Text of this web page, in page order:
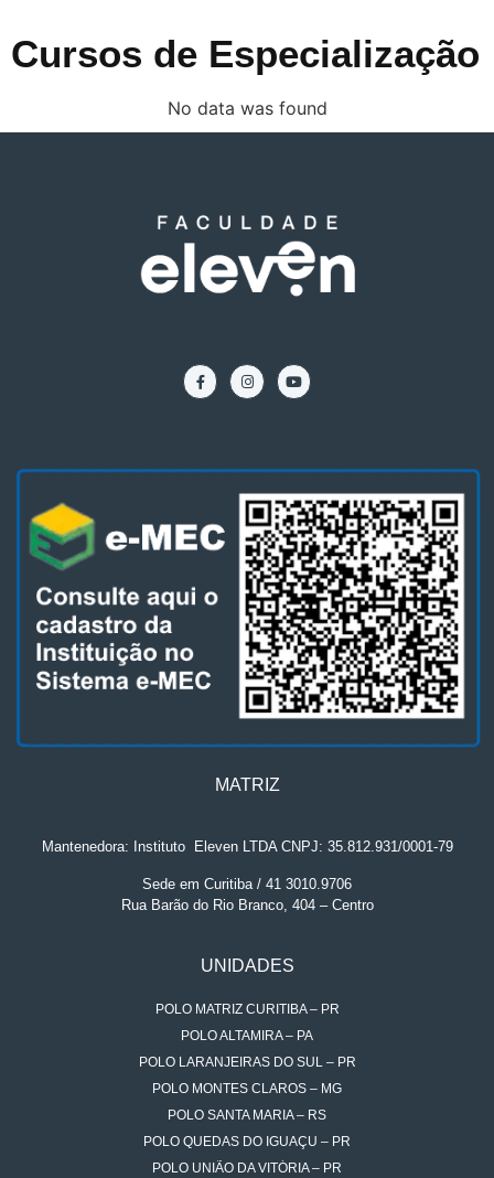
Cursos de Especialização
No data was found
MATRIZ
Mantenedora: Instituto. Eleven LTDA CNPJ: 35.812.931/0001-79
Sede em Curitiba / 41 3010.9706
Rua Barão do Rio Branco, 404 – Centro
UNIDADES
POLO MATRIZ CURITIBA – PR
POLO ALTAMIRA – PA
POLO LARANJEIRAS DO SUL – PR
POLO MONTES CLAROS – MG
POLO SANTA MARIA – RS
POLO QUEDAS DO IGUAÇU – PR
POLO UNIÃO DA VITÓRIA – PR